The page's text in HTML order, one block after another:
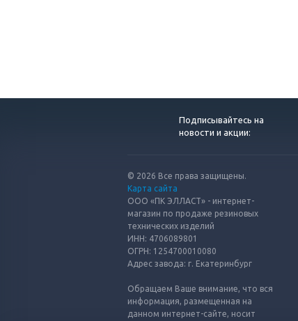
Подписывайтесь на
новости и акции:
© 2026 Все права защищены.
Карта сайта
ООО «ПК ЭЛЛАСТ» - интернет-
магазин по продаже резиновых
технических изделий
ИНН: 4706089801
ОГРН: 1254700010080
Адрес завода: г. Екатеринбург
Обращаем Ваше внимание, что вся
информация, размещенная на
данном интернет-сайте, носит